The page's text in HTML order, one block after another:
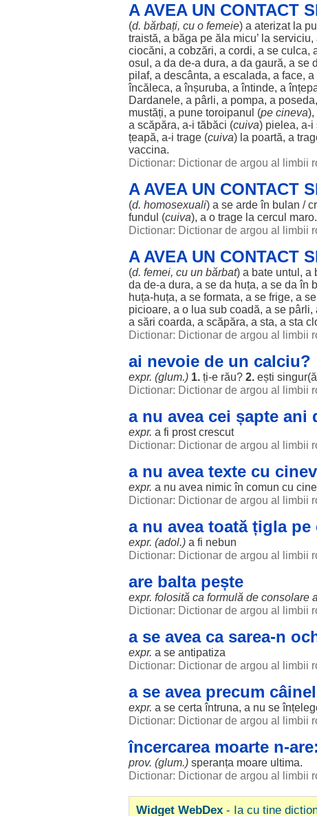
A AVEA UN CONTACT
(d. bărbați, cu o femeie) a aterizatla
traistă, a băga pe ăla micu’ la serviciu,
ciocăni, a cobzări, a cordi, a se culca,
osul , a da de-a dura, a da gaură, a se
pilaf, a descânta, a escalada, a face, a
încăleca, aînșuruba, aîntinde, a
Dardanele, a pârli, a pompa, a
mustăți, a pune toroipanul (pe cineva),
a scăpăra, a-i tăbăci (cuiva) pielea, a-i
țeapă, a-i trage (cuiva) la poartă, a
vaccina.
Dictionar: Dictionar de argou al limbii
A AVEA UN CONTACT
(d. homosexuali) a se ardeîn bulan /
fundul (cuiva), a o trage la cercul maro.
Dictionar: Dictionar de argou al limbii
A AVEA UN CONTACT
(d. femei, cu un bărbat) a bate untul , a
da de-a dura, a se da huța, a se da în
huța-huța, a se formata, a se frige, a se
picioare, a o lua sub coadă, a se pârli,
a sări coarda, a scăpăra, a sta, a sta
Dictionar: Dictionar de argou al limbii
ai nevoie de un calciu?
expr. (glum.) 1. ți-e rău? 2. ești singur(ă
Dictionar: Dictionar de argou al limbii
a nu avea cei șapte ani
expr. a fi prost crescut
Dictionar: Dictionar de argou al limbii
a nu avea texte cu
expr. a nu avea nimicîn comun cu
Dictionar: Dictionar de argou al limbii
a nu avea toată țigla pe
expr. (adol.) a fi nebun
Dictionar: Dictionar de argou al limbii
are balta pește
expr. folosită ca formulă de consolare
Dictionar: Dictionar de argou al limbii
a se avea ca sarea-n
expr. a se antipatiza
Dictionar: Dictionar de argou al limbii
a se avea precum
expr. a se certa întruna, a nu se
Dictionar: Dictionar de argou al limbii
încercarea moarte n-
prov. (glum.) speranța moare ultima.
Dictionar: Dictionar de argou al limbii
Widget WebDex - Ia cu tine